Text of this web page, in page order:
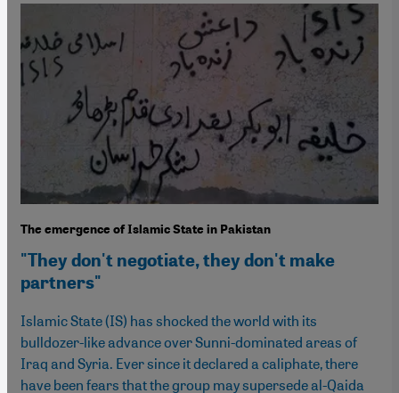
The emergence of Islamic State in Pakistan
"They don't negotiate, they don't make
partners"
Islamic State (IS) has shocked the world with its
bulldozer-like advance over Sunni-dominated areas of
Iraq and Syria. Ever since it declared a caliphate, there
have been fears that the group may supersede al-Qaida